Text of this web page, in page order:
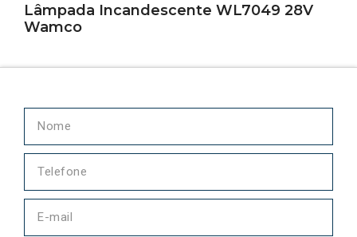
Lâmpada Incandescente WL7049 28V
Wamco